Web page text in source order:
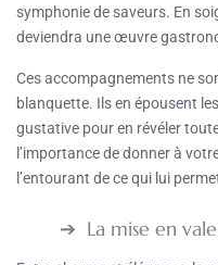
symphonie de saveurs. En
deviendra une œuvre
Ces accompagnements ne
blanquette. Ils en épousent
gustative pour en révéler
l’importance de donner à
l’entourant de ce qui lui
La mise en